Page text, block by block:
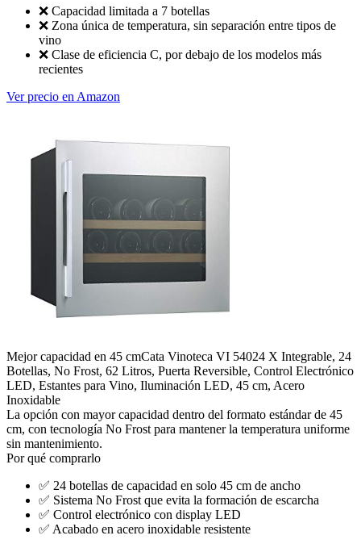
❌ Capacidad limitada a 7 botellas
❌ Zona única de temperatura, sin separación entre tipos de
vino
❌ Clase de eficiencia C, por debajo de los modelos más
recientes
Ver precio en Amazon
Mejor capacidad en 45 cmCata Vinoteca VI 54024 X Integrable, 24
Botellas, No Frost, 62 Litros, Puerta Reversible, Control Electrónico
LED, Estantes para Vino, Iluminación LED, 45 cm, Acero
Inoxidable
La opción con mayor capacidad dentro del formato estándar de 45
cm, con tecnología No Frost para mantener la temperatura uniforme
sin mantenimiento.
Por qué comprarlo
✅ 24 botellas de capacidad en solo 45 cm de ancho
✅ Sistema No Frost que evita la formación de escarcha
✅ Control electrónico con display LED
✅ Acabado en acero inoxidable resistente